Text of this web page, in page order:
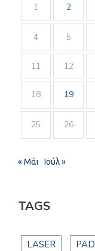
1
2
4 5
11 12
18 19
25 26
« Μάι Ιούλ »
TAGS
LASER PAD